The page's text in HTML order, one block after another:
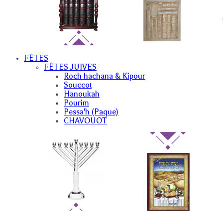
FÊTES
FÊTES JUIVES
Roch hachana & Kipour
Souccot
Hanoukah
Pourim
Pessa'h (Paque)
CHAVOUOT